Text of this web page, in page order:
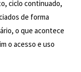
ciclo continuado,
de forma
o que acontece
o acesso e uso